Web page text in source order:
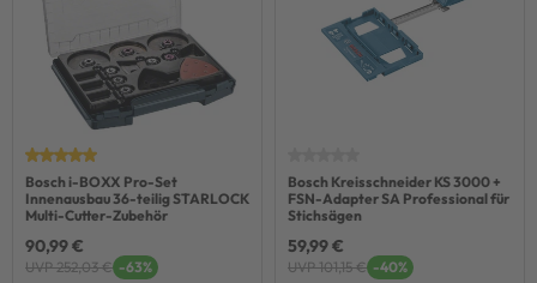
Bosch i-BOXX Pro-Set
Innenausbau 36-teilig STARLOCK
Multi-Cutter-Zubehör
90,99 €
UVP 252,03 € -63%
Bosch Kreisschneider KS 3000 +
FSN-Adapter SA Professional für
Stichsägen
59,99 €
UVP 101,15 € -40%